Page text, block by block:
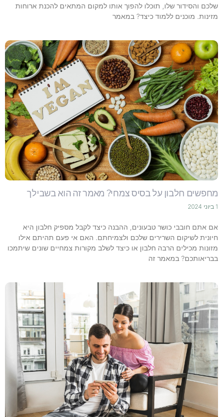
שלכם והסידור שלו, תוכלו להפוך אותו למקום המתאים להכנת ארוחות
מזינות. מוכנים ללמוד כיצד? במאמר
מחפשים חלבון על בסיס צמחי? מאמר זה הוא בשבילך
1 ביוני 2024
אם אתם חובבי כושר טבעונים, ההבנה כיצד לקבל מספיק חלבון היא
חיונית לשיקום השרירים שלכם ולצמיחתם. האם אי פעם תהיתם אילו
מזונות מכילים הרבה חלבון או כיצד לשלב מקורות צמחיים שונים שיתמכו
בבריאותכם? במאמר זה